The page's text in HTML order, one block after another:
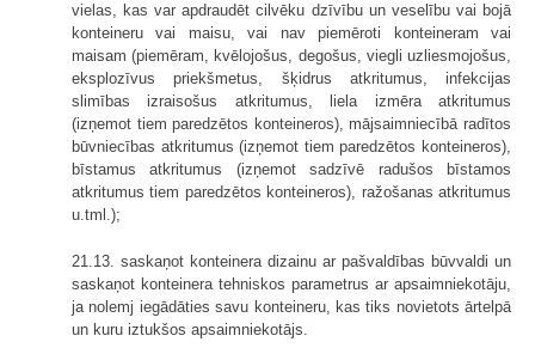
vielas, kas var apdraudēt cilvēku dzīvību un veselību vai bojā
konteineru vai maisu, vai nav piemēroti konteineram vai
maisam (piemēram, kvēlojošus, degošus, viegli uzliesmojošus,
eksplozīvus priekšmetus, šķidrus atkritumus, infekcijas
slimības izraisošus atkritumus, liela izmēra atkritumus
(izņemot tiem paredzētos konteineros), mājsaimniecībā radītos
būvniecības atkritumus (izņemot tiem paredzētos konteineros),
bīstamus atkritumus (izņemot sadzīvē radušos bīstamos
atkritumus tiem paredzētos konteineros), ražošanas atkritumus
u.tml.);
21.13. saskaņot konteinera dizainu ar pašvaldības būvvaldi un
saskaņot konteinera tehniskos parametrus ar apsaimniekotāju,
ja nolemj iegādāties savu konteineru, kas tiks novietots ārtelpā
un kuru iztukšos apsaimniekotājs.